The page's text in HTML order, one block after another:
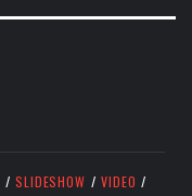
/ SLIDESHOW / VIDEO /